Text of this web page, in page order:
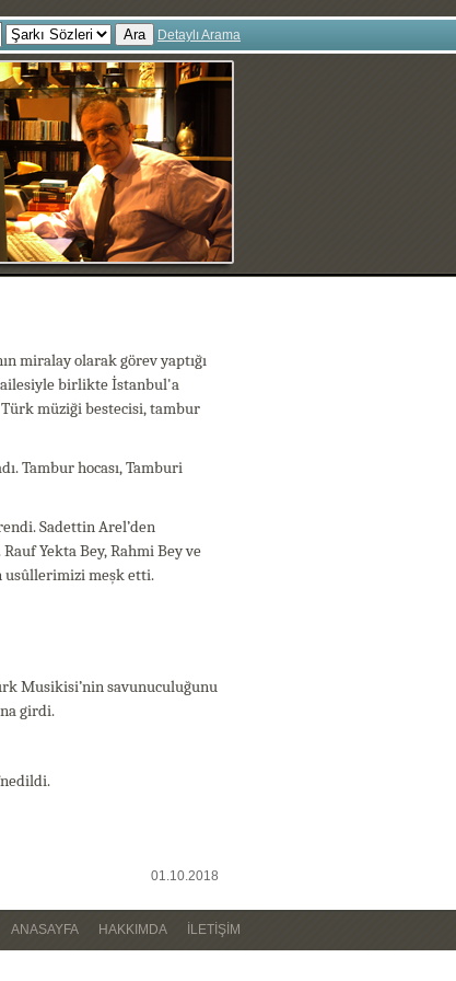
Ara Detaylı Arama
miralay olarak görev yaptığı
ailesiyle birlikte İstanbul'a
müziği bestecisi, tambur
Tambur hocası, Tamburi
Sadettin Arel’den
Yekta Bey, Rahmi Bey ve
usûllerimizi meşk etti.
Musikisi’nin savunuculuğunu
girdi.
01.10.2018
ANASAYFA HAKKIMDA İLETIŞIM